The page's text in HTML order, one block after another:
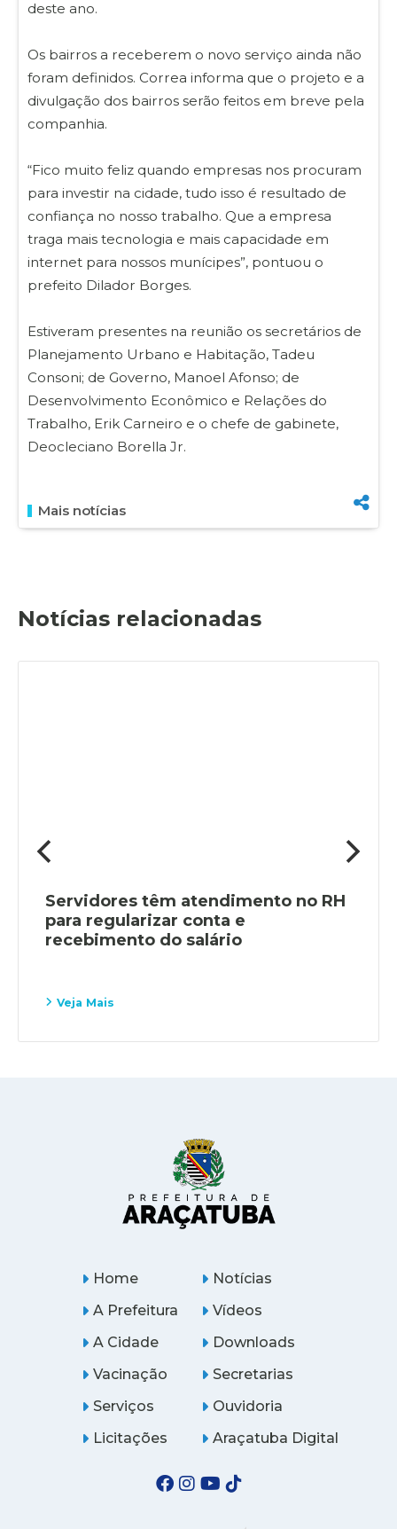
deste ano.
Os bairros a receberem o novo serviço ainda não
foram definidos. Correa informa que o projeto e a
divulgação dos bairros serão feitos em breve pela
companhia.
“Fico muito feliz quando empresas nos procuram
para investir na cidade, tudo isso é resultado de
confiança no nosso trabalho. Que a empresa
traga mais tecnologia e mais capacidade em
internet para nossos munícipes”, pontuou o
prefeito Dilador Borges.
Estiveram presentes na reunião os secretários de
Planejamento Urbano e Habitação, Tadeu
Consoni; de Governo, Manoel Afonso; de
Desenvolvimento Econômico e Relações do
Trabalho, Erik Carneiro e o chefe de gabinete,
Deocleciano Borella Jr.
Mais notícias
Notícias relacionadas
Servidores têm atendimento no RH
para regularizar conta e
recebimento do salário
Veja Mais
Home
A Prefeitura
A Cidade
Notícias
Vídeos
Downloads
Vacinação
Serviços
Licitações
Secretarias
Ouvidoria
Araçatuba Digital